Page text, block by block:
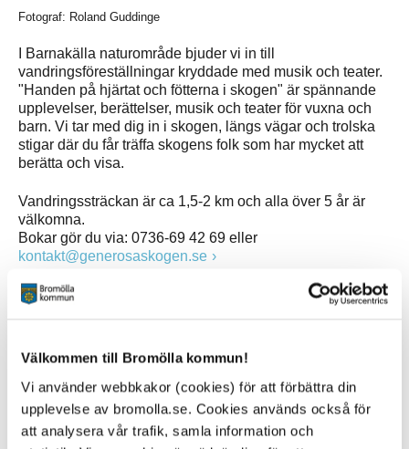
Välkommen till Bromölla kommun!
Vi använder webbkakor (cookies) för att förbättra din
upplevelse av bromolla.se. Cookies används också för
att analysera vår trafik, samla information och
Fotograf: Roland Guddinge
I Barnakälla naturområde bjuder vi in till
vandringsföreställningar kryddade med musik och teater.
"Handen på hjärtat och fötterna i skogen" är spännande
upplevelser, berättelser, musik och teater för vuxna och
barn. Vi tar med dig in i skogen, längs vägar och trolska
stigar där du får träffa skogens folk som har mycket att
berätta och visa.
Vandringssträckan är ca 1,5-2 km och alla över 5 år är
välkomna.
Bokar gör du via: 0736-69 42 69 eller
kontakt@generosaskogen.se
Pris: Gratis upp till 18 år, vuxna 100 kr.
vandringsdatum
http://tourism.bromolla.se/sv/evenemang